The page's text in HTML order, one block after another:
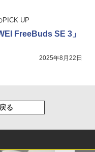
PICK UP
FreeBuds SE 3」
2025年8月22日
る